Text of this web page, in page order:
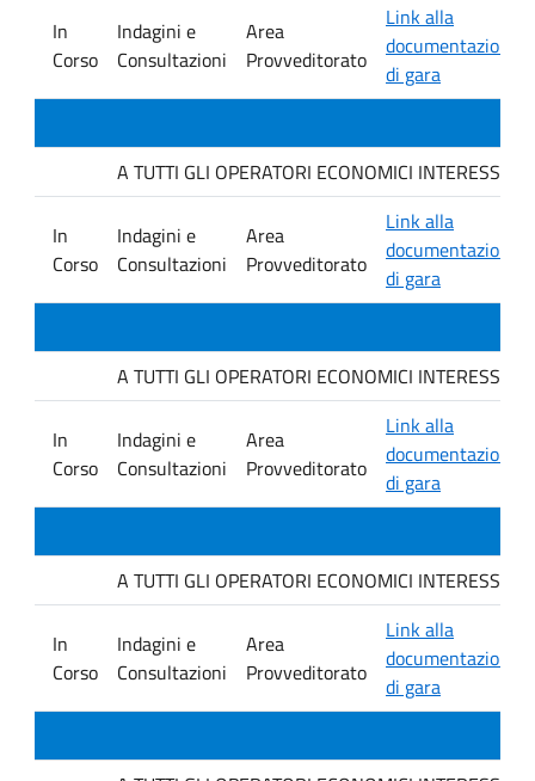
In
Corso
Indagini e
Consultazioni
Area
Provveditorato
Link alla
documentazione
di gara
A TUTTI GLI OPERATORI ECONOMICI
In
Corso
Indagini e
Consultazioni
Area
Provveditorato
Link alla
documentazione
di gara
A TUTTI GLI OPERATORI ECONOMICI
In
Corso
Indagini e
Consultazioni
Area
Provveditorato
Link alla
documentazione
di gara
A TUTTI GLI OPERATORI ECONOMICI
In
Corso
Indagini e
Consultazioni
Area
Provveditorato
Link alla
documentazione
di gara